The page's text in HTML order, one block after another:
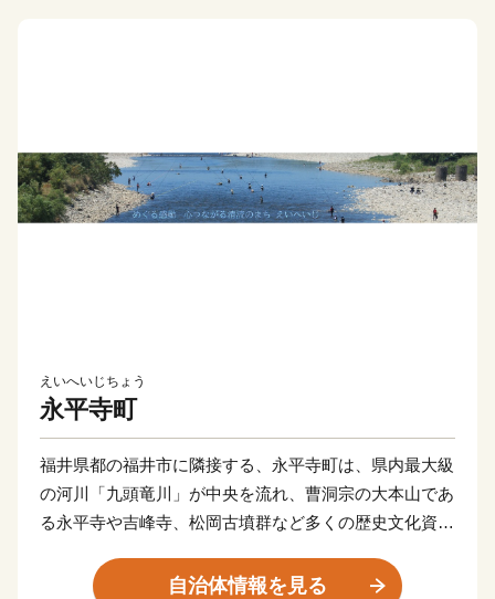
えいへいじちょう
永平寺町
福井県都の福井市に隣接する、永平寺町は、県内最大級
の河川「九頭竜川」が中央を流れ、曹洞宗の大本山であ
る永平寺や吉峰寺、松岡古墳群など多くの歴史文化資源
学などの学術研究機関も立地しています。
自治体情報を見る